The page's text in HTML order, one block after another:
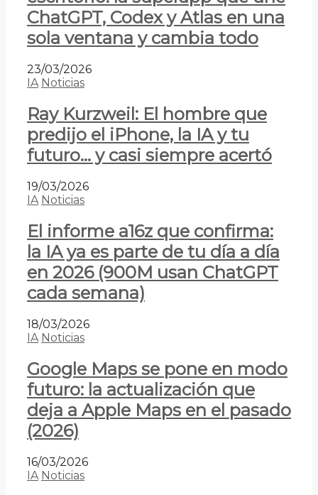
ChatGPT, Codex y Atlas en una
sola ventana y cambia todo
23/03/2026
IA Noticias
Ray Kurzweil: El hombre que
predijo el iPhone, la IA y tu
futuro… y casi siempre acertó
19/03/2026
IA Noticias
El informe a16z que confirma:
la IA ya es parte de tu día a día
en 2026 (900M usan ChatGPT
cada semana)
18/03/2026
IA Noticias
Google Maps se pone en modo
futuro: la actualización que
deja a Apple Maps en el pasado
(2026)
16/03/2026
IA Noticias